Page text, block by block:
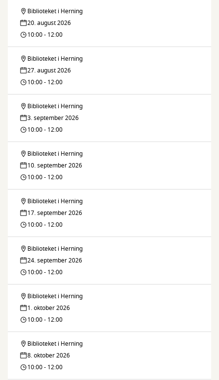
IT-
café
Biblioteket i Herning
20. august 2026
10:00 - 12:00
IT-
café
Biblioteket i Herning
27. august 2026
10:00 - 12:00
IT-
café
Biblioteket i Herning
3. september 2026
10:00 - 12:00
IT-
café
Biblioteket i Herning
10. september 2026
10:00 - 12:00
IT-
café
Biblioteket i Herning
17. september 2026
10:00 - 12:00
IT-
café
Biblioteket i Herning
24. september 2026
10:00 - 12:00
IT-
café
Biblioteket i Herning
1. oktober 2026
10:00 - 12:00
IT-
café
Biblioteket i Herning
8. oktober 2026
10:00 - 12:00